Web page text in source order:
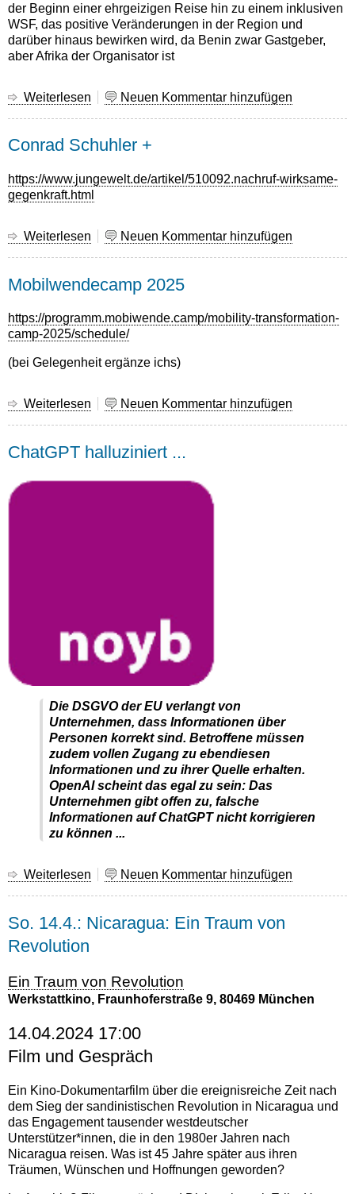
Katia
Maurer
der Beginn einer ehrgeizigen Reise hin zu einem inklusiven
WSF, das positive Veränderungen in der Region und
darüber hinaus bewirken wird, da Benin zwar Gastgeber,
aber Afrika der Organisator ist
Weiterlesen über Neuen Kommentar hinzufügen
Conrad Schuhler +
https://www.jungewelt.de/artikel/510092.nachruf-wirksame-
gegenkraft.html
Weiterlesen über
+
Neuen Kommentar hinzufügen
Mobilwendecamp 2025
https://programm.mobiwende.camp/mobility-transformation-
camp-2025/schedule/
(bei Gelegenheit ergänze ichs)
Weiterlesen über Neuen Kommentar hinzufügen
ChatGPT halluziniert ...
Die DSGVO der EU verlangt von
Unternehmen, dass Informationen über
Personen korrekt sind. Betroffene müssen
zudem vollen Zugang zu ebendiesen
Informationen und zu ihrer Quelle erhalten.
OpenAI scheint das egal zu sein: Das
Unternehmen gibt offen zu, falsche
Informationen auf ChatGPT nicht korrigieren
zu können ...
Weiterlesen über
...
Neuen Kommentar hinzufügen
So. 14.4.: Nicaragua: Ein Traum von
Revolution
Ein Traum von Revolution
Werkstattkino, Fraunhoferstraße 9, 80469 München
14.04.2024 17:00
Film und Gespräch
Ein Kino-Dokumentarfilm über die ereignisreiche Zeit nach
dem Sieg der sandinistischen Revolution in Nicaragua und
das Engagement tausender westdeutscher
Unterstützer*innen, die in den 1980er Jahren nach
Nicaragua reisen. Was ist 45 Jahre später aus ihren
Träumen, Wünschen und Hoffnungen geworden?